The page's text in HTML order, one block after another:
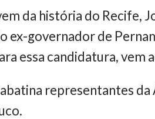
da história do Recife,
ex-governador de
essa candidatura,
representantes